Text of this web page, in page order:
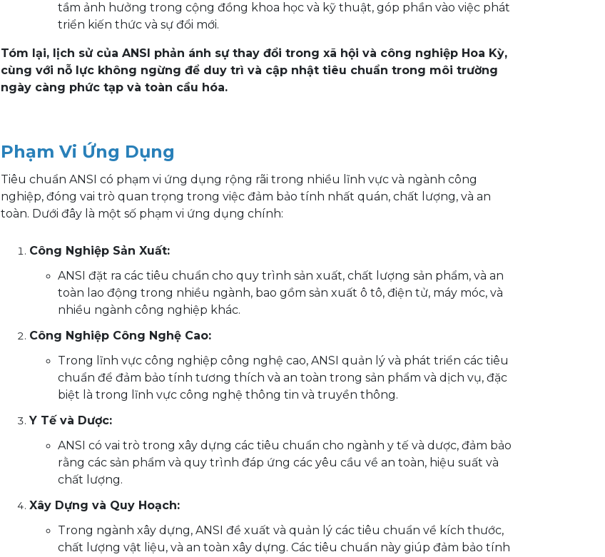
tầm ảnh hưởng trong cộng đồng khoa học và kỹ thuật, góp phần vào việc phát
triển kiến thức và sự đổi mới.
Tóm lại, lịch sử của ANSI phản ánh sự thay đổi trong xã hội và công nghiệp Hoa Kỳ,
cùng với nỗ lực không ngừng để duy trì và cập nhật tiêu chuẩn trong môi trường
ngày càng phức tạp và toàn cầu hóa.
Phạm Vi Ứng Dụng
Tiêu chuẩn ANSI có phạm vi ứng dụng rộng rãi trong nhiều lĩnh vực và ngành công
nghiệp, đóng vai trò quan trọng trong việc đảm bảo tính nhất quán, chất lượng, và an
toàn. Dưới đây là một số phạm vi ứng dụng chính:
Công Nghiệp Sản Xuất:
ANSI đặt ra các tiêu chuẩn cho quy trình sản xuất, chất lượng sản phẩm, và an
toàn lao động trong nhiều ngành, bao gồm sản xuất ô tô, điện tử, máy móc, và
nhiều ngành công nghiệp khác.
Công Nghiệp Công Nghệ Cao:
Trong lĩnh vực công nghiệp công nghệ cao, ANSI quản lý và phát triển các tiêu
chuẩn để đảm bảo tính tương thích và an toàn trong sản phẩm và dịch vụ, đặc
biệt là trong lĩnh vực công nghệ thông tin và truyền thông.
Y Tế và Dược:
ANSI có vai trò trong xây dựng các tiêu chuẩn cho ngành y tế và dược, đảm bảo
rằng các sản phẩm và quy trình đáp ứng các yêu cầu về an toàn, hiệu suất và
chất lượng.
Xây Dựng và Quy Hoạch:
Trong ngành xây dựng, ANSI đề xuất và quản lý các tiêu chuẩn về kích thước,
chất lượng vật liệu, và an toàn xây dựng. Các tiêu chuẩn này giúp đảm bảo tính